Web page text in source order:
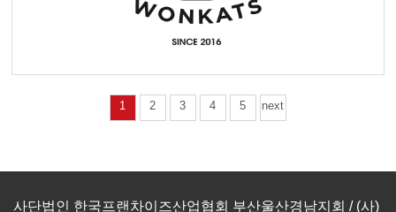
1 2 3 4 5 next
사단법인 한국프랜차이즈산업협회 부산울산경남지회 / (사)